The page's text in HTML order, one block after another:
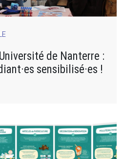
de Nanterre :
sensibilisé·es !